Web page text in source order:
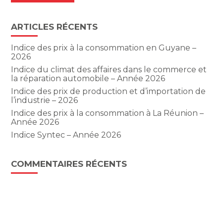
ARTICLES RÉCENTS
Indice des prix à la consommation en Guyane –
2026
Indice du climat des affaires dans le commerce et
la réparation automobile – Année 2026
Indice des prix de production et d’importation de
l’industrie – 2026
Indice des prix à la consommation à La Réunion –
Année 2026
Indice Syntec – Année 2026
COMMENTAIRES RÉCENTS